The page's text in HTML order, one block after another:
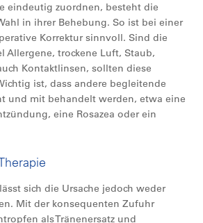
eindeutig zuordnen, besteht die
in ihrer Behebung. So ist bei einer
Korrektur sinnvoll. Sind die
Allergene, trockene Luft, Staub,
Kontaktlinsen, sollten diese
ist, dass andere begleitende
und mit behandelt werden, etwa eine
eine Rosazea oder ein
sich die Ursache jedoch weder
Mit der konsequenten Zufuhr
als Tränenersatz und